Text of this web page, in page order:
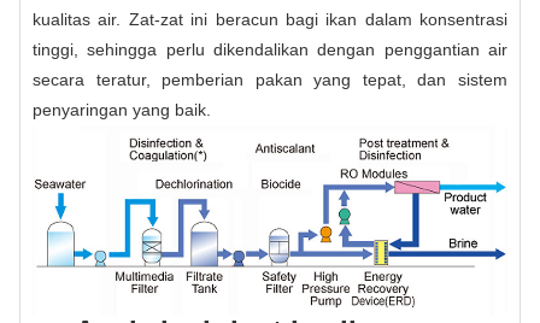
kualitas air. Zat-zat ini beracun bagi ikan dalam konsentrasi
tinggi, sehingga perlu dikendalikan dengan penggantian air
secara teratur, pemberian pakan yang tepat, dan sistem
penyaringan yang baik.